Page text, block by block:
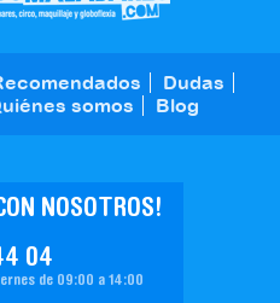
Dudas
somos Blog
04
NOSOTROS!
de 09:00 a 14:00